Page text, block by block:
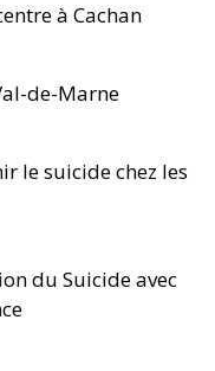
à Cachan
de-Marne
le suicide chez les
du Suicide avec